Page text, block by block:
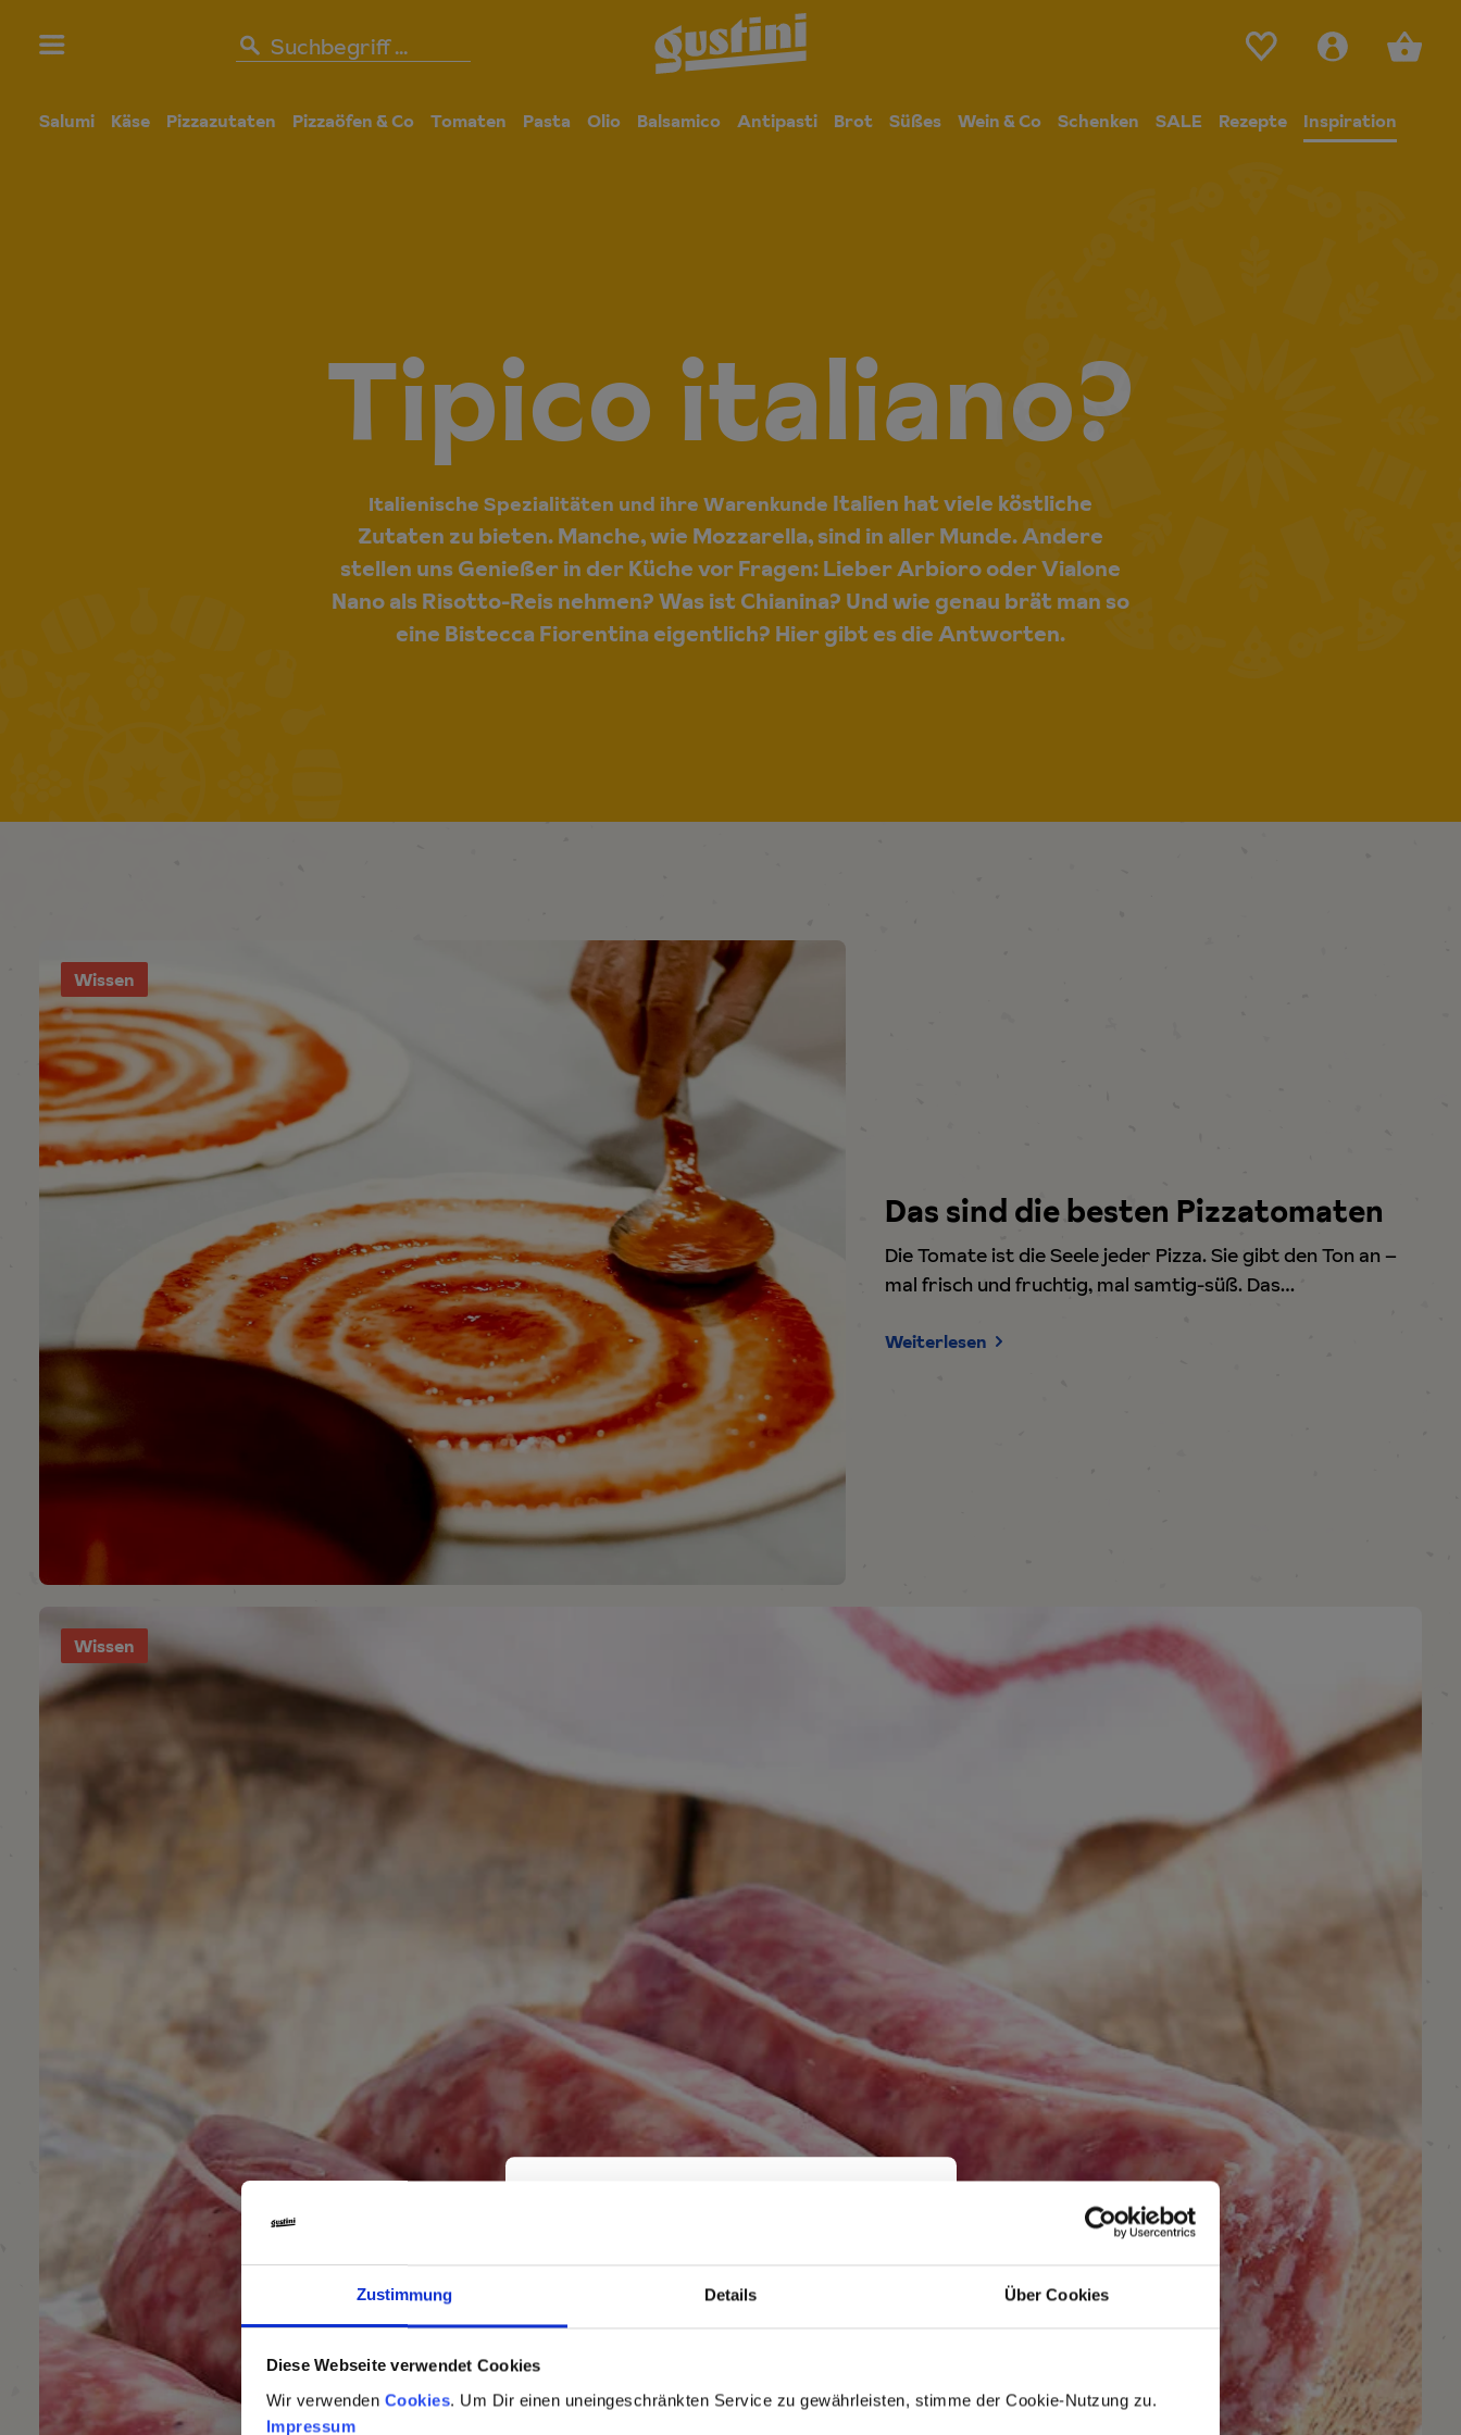
Zustimmung Details Über Cookies
Diese Webseite verwendet Cookies
Wir verwenden Cookies. Um Dir einen uneingeschränkten Service zu gewährleisten, stimme der Cookie-Nutzung zu.
Impressum
Salumi Käse Pizzazutaten Pizzaöfen & Co Tomaten Pasta Olio Balsamico Antipasti Brot Süßes Wein & Co Schenken SALE Rezepte Inspiration
Tipico italiano?
Italienische Spezialitäten und ihre Warenkunde Italien hat viele köstliche
Zutaten zu bieten. Manche, wie Mozzarella, sind in aller Munde. Andere
stellen uns Genießer in der Küche vor Fragen: Lieber Arbioro oder Vialone
Nano als Risotto-Reis nehmen? Was ist Chianina? Und wie genau brät man so
eine Bistecca Fiorentina eigentlich? Hier gibt es die Antworten.
Wissen
Das sind die besten Pizzatomaten
Die Tomate ist die Seele jeder Pizza. Sie gibt den Ton an –
mal frisch und fruchtig, mal samtig-süß. Das…
Weiterlesen
Wissen
Pasta la vista,
Baby!